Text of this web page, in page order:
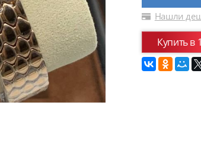
Нашли
Купить в